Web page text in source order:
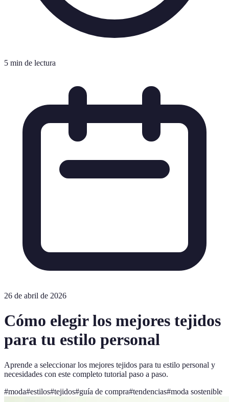
5 min de lectura
26 de abril de 2026
Cómo elegir los mejores tejidos
para tu estilo personal
Aprende a seleccionar los mejores tejidos para tu estilo personal y
necesidades con este completo tutorial paso a paso.
#moda#estilos#tejidos#guía de compra#tendencias#moda sostenible